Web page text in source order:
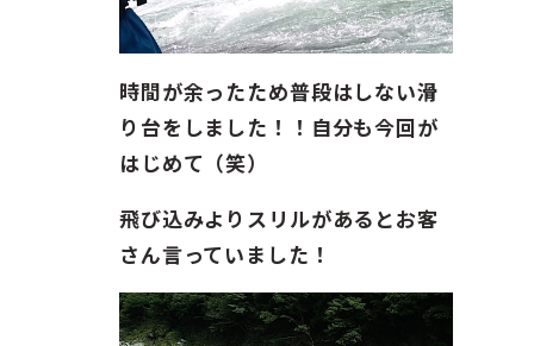
時間が余ったため普段はしない滑
り台をしました！！自分も今回が
はじめて（笑）
飛び込みよりスリルがあるとお客
さん言っていました！